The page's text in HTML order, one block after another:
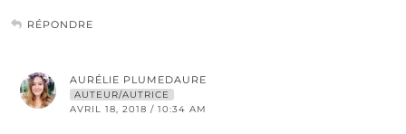
RÉPONDRE
AURÉLIE PLUMEDAURE
AUTEUR/AUTRICE
AVRIL 18, 2018 / 10:34 AM